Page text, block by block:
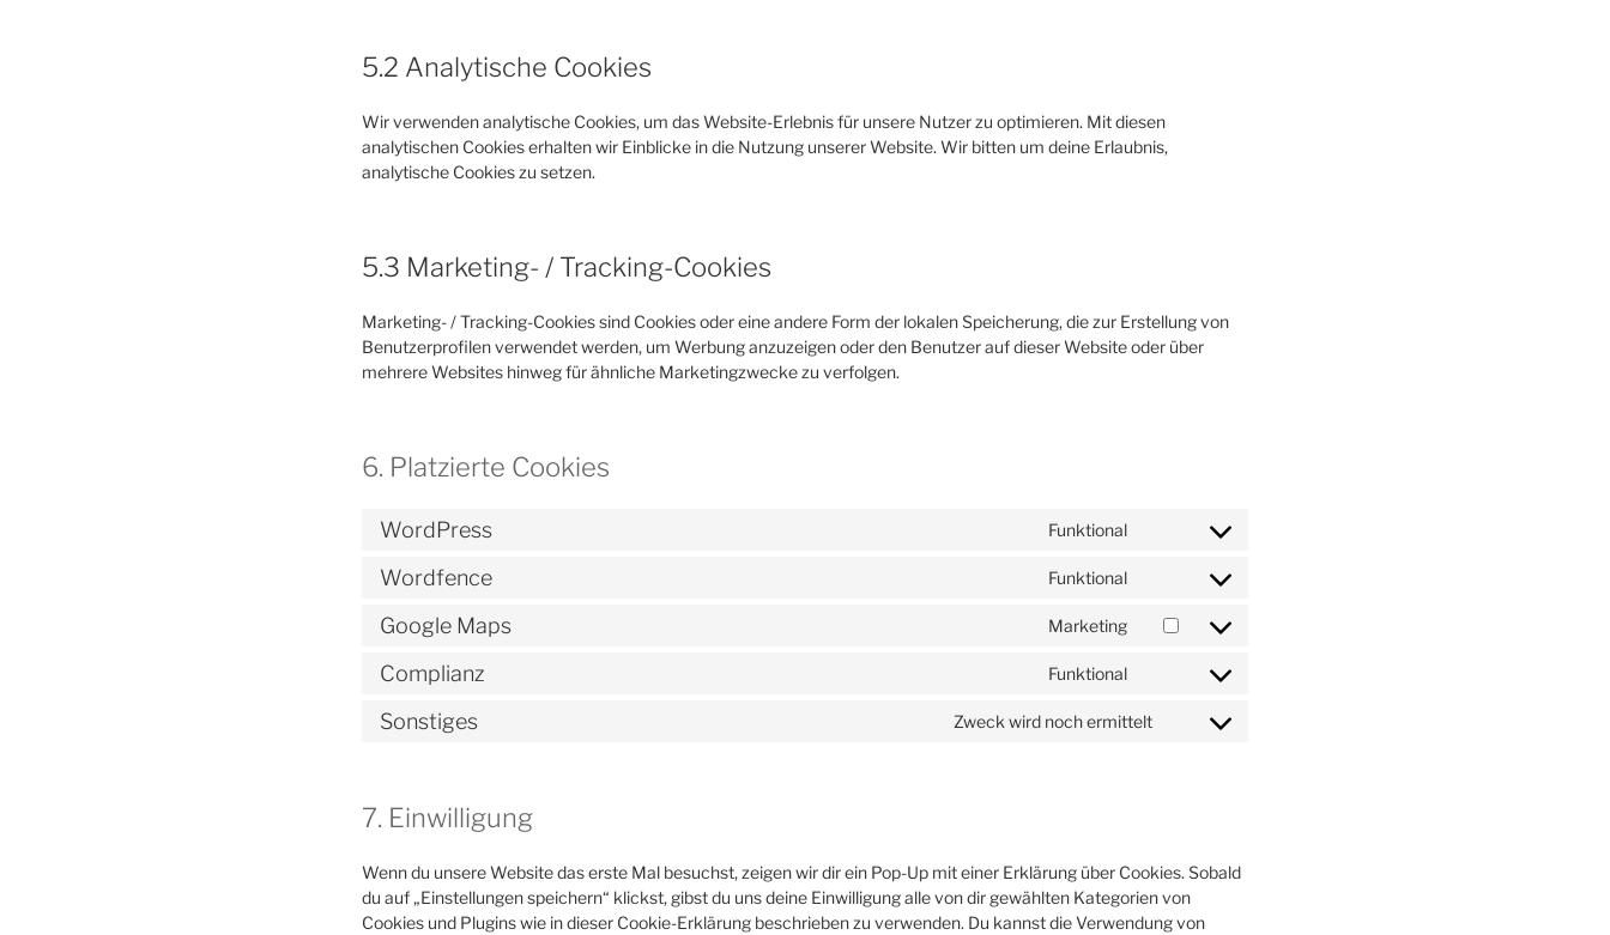
5.2 Analytische Cookies
Wir verwenden analytische Cookies, um das Website-Erlebnis für unsere Nutzer zu optimieren. Mit diesen
analytischen Cookies erhalten wir Einblicke in die Nutzung unserer Website. Wir bitten um deine Erlaubnis,
analytische Cookies zu setzen.
5.3 Marketing- / Tracking-Cookies
Marketing- / Tracking-Cookies sind Cookies oder eine andere Form der lokalen Speicherung, die zur Erstellung von
Benutzerprofilen verwendet werden, um Werbung anzuzeigen oder den Benutzer auf dieser Website oder über
mehrere Websites hinweg für ähnliche Marketingzwecke zu verfolgen.
6. Platzierte Cookies
WordPress Funktional
Wordfence Funktional
service
Google Maps Marketing
Consent
maps
Complianz Funktional
service
Sonstiges Zweck wird noch ermittelt
Consent
7. Einwilligung
Wenn du unsere Website das erste Mal besuchst, zeigen wir dir ein Pop-Up mit einer Erklärung über Cookies. Sobald
du auf „Einstellungen speichern“ klickst, gibst du uns deine Einwilligung alle von dir gewählten Kategorien von
Cookies und Plugins wie in dieser Cookie-Erklärung beschrieben zu verwenden. Du kannst die Verwendung von